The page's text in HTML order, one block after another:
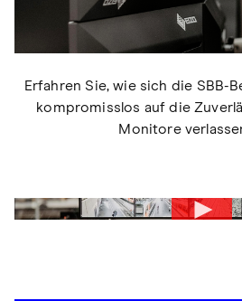
Erfahren Sie, wie sich die SBB-
kompromisslos auf die
Monitore